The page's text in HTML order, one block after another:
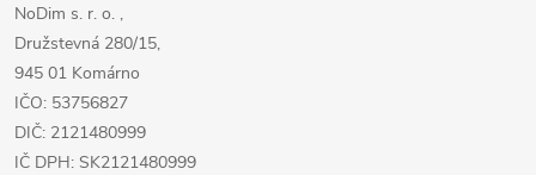
eNoDim s. r. o. ,
Družstevná 280/15,
945 01 Komárno
IČO: 53756827
DIČ: 2121480999
IČ DPH: SK2121480999